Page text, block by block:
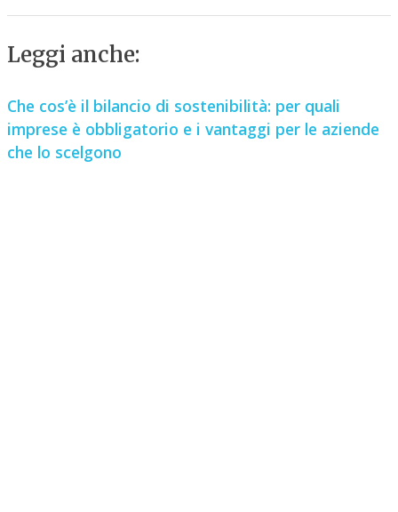
Leggi anche:
Che cos’è il bilancio di sostenibilità: per quali
imprese è obbligatorio e i vantaggi per le aziende
che lo scelgono